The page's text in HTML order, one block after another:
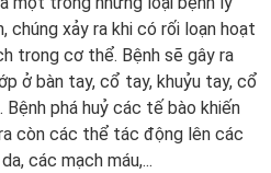
chúng xảy ra khi có rối loạn hoạt
trong cơ thể. Bệnh sẽ gây ra
ở bàn tay, cổ tay, khuỷu tay, cổ
Bệnh phá huỷ các tế bào khiến
còn các thể tác động lên các
các mạch máu,...